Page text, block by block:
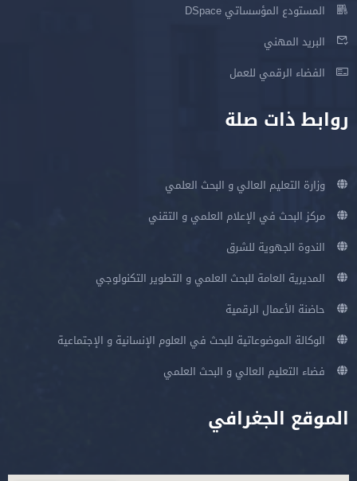
المستودع المؤسساتي DSpace
البريد المهني
الفضاء الرقمي للعمل
روابط ذات صلة
وزارة التعليم العالي و البحث العلمي
مركز البحث في الإعلام العلمي و التقني
الندوة الجهوية للشرق
المديرية العامة للبحث العلمي و التطوير التكنولوجي
حاضنة الأعمال الرقمية
الوكالة الموضوعاتية للبحث في العلوم الإنسانية و الإجتماعية
فضاء التعليم العالي و البحث العلمي
الموقع الجغرافي